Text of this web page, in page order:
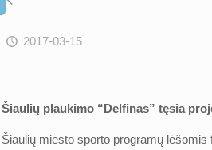
2017-03-15
Šiaulių plaukimo “Delfinas” tęsia
Šiaulių miesto sporto programų